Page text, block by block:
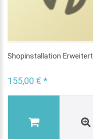
Shopinstallation Erweitert
155,00 € *